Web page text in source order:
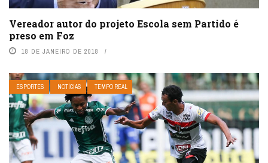
Vereador autor do projeto Escola sem Partido é
preso em Foz
18 DE JANEIRO DE 2018
ESPORTES NOTÍCIAS TEMPO REAL